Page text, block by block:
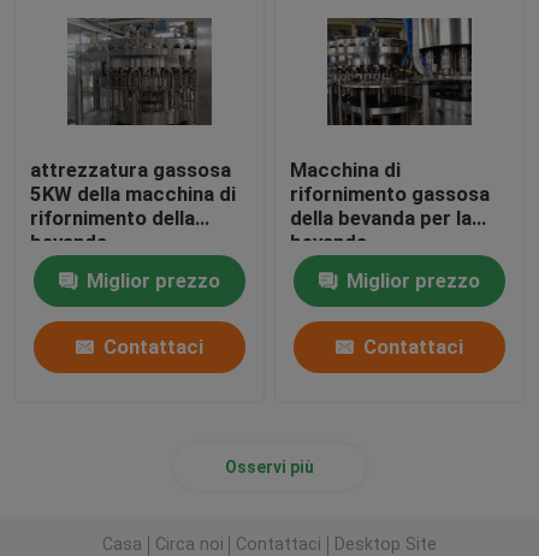
attrezzatura gassosa
5KW della macchina di
rifornimento della
bevanda
Miglior prezzo
Contattaci
Macchina di
rifornimento gassosa
della bevanda per la
bevanda
Miglior prezzo
Contattaci
Osservi più
Casa Circa noi Contattaci Desktop Site